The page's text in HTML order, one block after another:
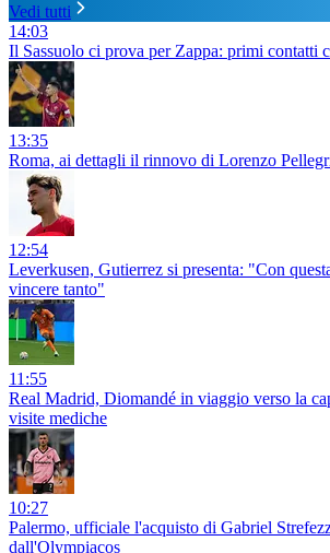
Vedi tutti
14:03
Il Sassuolo ci prova per Zappa: primi contatti
13:35
Roma, ai dettagli il rinnovo di Lorenzo
12:54
Leverkusen, Gutierrez si presenta: "Con
vincere tanto"
11:55
Real Madrid, Diomandé in viaggio verso la
visite mediche
10:27
Palermo, ufficiale l'acquisto di Gabriel
dall'Olympiacos